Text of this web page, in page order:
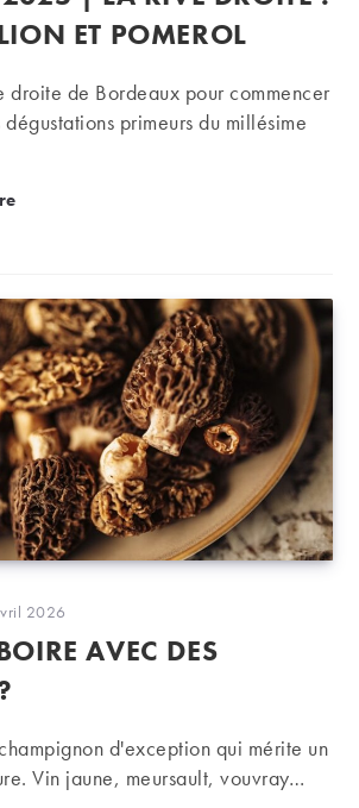
ET POMEROL
droite de Bordeaux pour commencer
primeurs du millésime
Primeurs 2025 | La rive droite : Saint-Emilion et
:
2026
AVEC DES
d'exception qui mérite un
Vin jaune, meursault, vouvray…